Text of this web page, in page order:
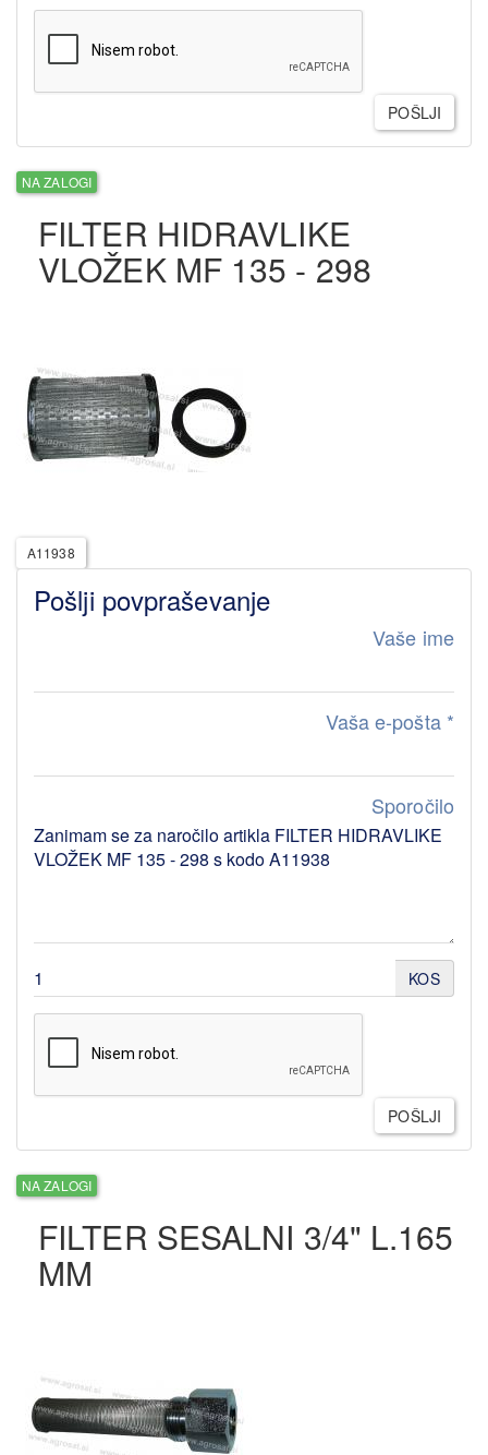
POŠLJI
NA ZALOGI
FILTER HIDRAVLIKE
VLOŽEK MF 135 - 298
A11938
Pošlji povpraševanje
Vaše ime
Vaša e-pošta *
Sporočilo
KOS
POŠLJI
NA ZALOGI
FILTER SESALNI 3/4" L.165
MM